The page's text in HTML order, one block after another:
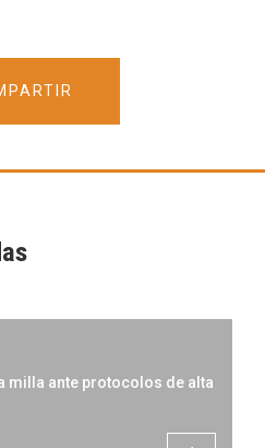
milla ante protocolos de alta